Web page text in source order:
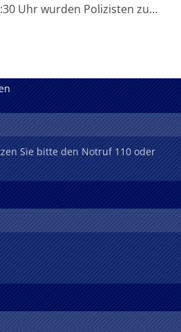
Uhr wurden Polizisten zu…
Sie bitte den Notruf 110 oder